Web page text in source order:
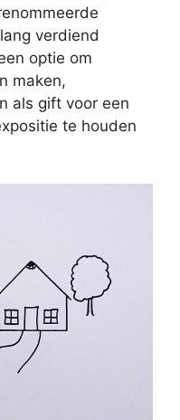
verdiend
optie om
maken,
als gift voor een
te houden